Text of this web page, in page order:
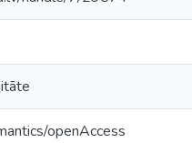
openAccess